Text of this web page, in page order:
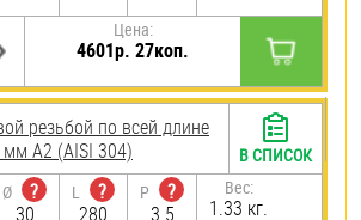
Цена:
4601р. 27коп.
резьбой по всей длине
А2 (AISI 304)
Ø
?
30
L
?
280
P
?
3.5
Вес:
1.33 кг.
В СПИСОК